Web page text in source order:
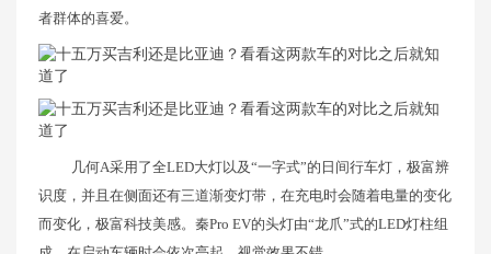
者群体的喜爱。
几何A采用了全LED大灯以及“一字式”的日间行车灯，极富辨
识度，并且在侧面还有三道渐变灯带，在充电时会随着电量的变化
而变化，极富科技美感。秦Pro EV的头灯由“龙爪”式的LED灯柱组